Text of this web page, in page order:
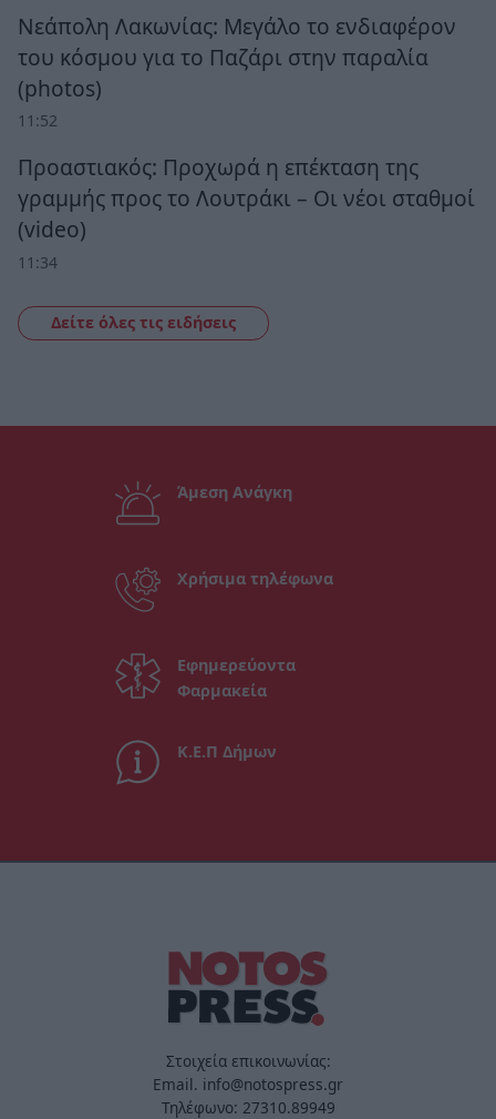
Νεάπολη Λακωνίας: Μεγάλο το ενδιαφέρον
του κόσμου για το Παζάρι στην παραλία
(photos)
11:52
Προαστιακός: Προχωρά η επέκταση της
γραμμής προς το Λουτράκι – Οι νέοι σταθμοί
(video)
11:34
Δείτε όλες τις ειδήσεις
Άμεση Ανάγκη
Χρήσιμα τηλέφωνα
Εφημερεύοντα
Φαρμακεία
Κ.Ε.Π Δήμων
Στοιχεία επικοινωνίας:
Email. info@notospress.gr
Τηλέφωνο: 27310.89949